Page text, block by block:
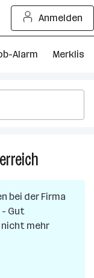
Anmelden
Alarm Merkliste
Jobs
bei der Firma
Gut
mehr